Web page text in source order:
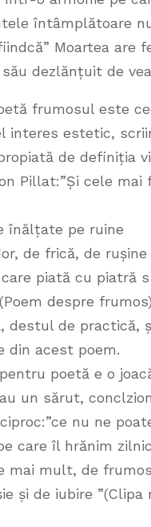
întâmplătoare
Moartea are
dezlănțuit de
frumosul este
interes estetic,
de definiția
Pillat:”Și cele mai
înălțate pe ruine
de frică, de rușine
care piată cu piatră
despre frumos)
destul de practică,
din acest poem.
poetă e o
un sărut,
nu ne
care îl hrănim zilnic
mai mult, de
și de iubire ”(Clipa